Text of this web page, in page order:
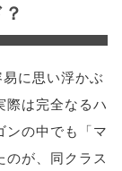
に思い浮かぶ
際は完全なるハ
ンの中でも「マ
のが、同クラス